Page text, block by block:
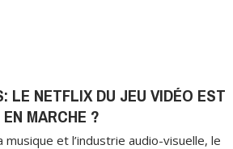
LE NETFLIX DU JEU VIDÉO EST
EN MARCHE ?
musique et l’industrie audio-visuelle, le